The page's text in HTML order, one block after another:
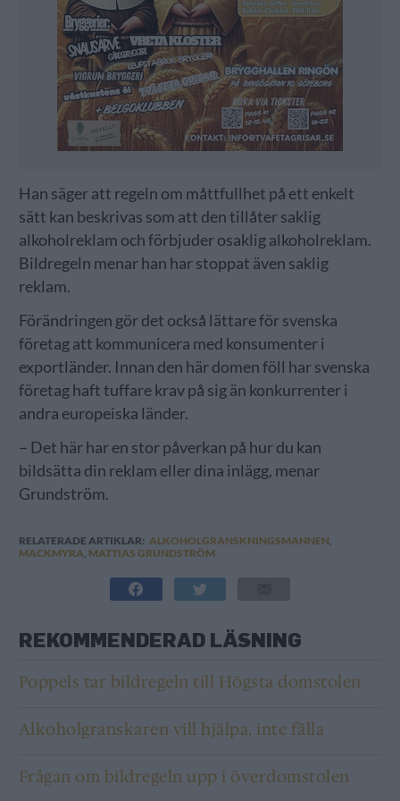
Han säger att regeln om måttfullhet på ett enkelt
sätt kan beskrivas som att den tillåter saklig
alkoholreklam och förbjuder osaklig alkoholreklam.
Bildregeln menar han har stoppat även saklig
reklam.
Förändringen gör det också lättare för svenska
företag att kommunicera med konsumenter i
exportländer. Innan den här domen föll har svenska
företag haft tuffare krav på sig än konkurrenter i
andra europeiska länder.
– Det här har en stor påverkan på hur du kan
bildsätta din reklam eller dina inlägg, menar
Grundström.
RELATERADE ARTIKLAR: ALKOHOLGRANSKNINGSMANNEN
MACKMYRA MATTIAS GRUNDSTRÖM
REKOMMENDERAD LÄSNING
Poppels tar bildregeln till Högsta domstolen
Alkoholgranskaren vill hjälpa, inte fälla
Frågan om bildregeln upp i överdomstolen